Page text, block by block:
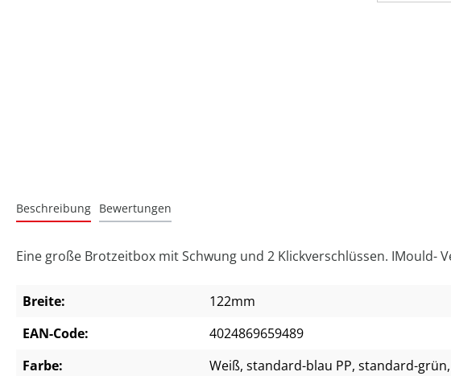
Beschreibung Bewertungen
Eine große Brotzeitbox mit Schwung und 2 Klickverschlüssen. IMould-
Breite:
122mm
EAN-Code:
4024869659489
Farbe:
Weiß, standard-blau PP, standard-grün